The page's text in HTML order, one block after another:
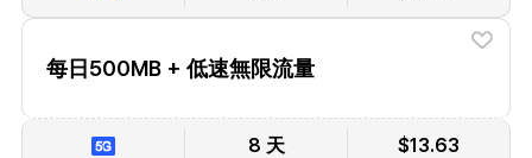
每日500MB + 低速無限流量
8 天 $13.63